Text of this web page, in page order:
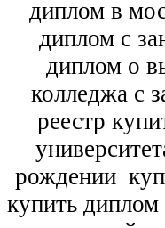
диплом в
диплом с
диплом о
колледжа с
реестр
рождении
купить диплом